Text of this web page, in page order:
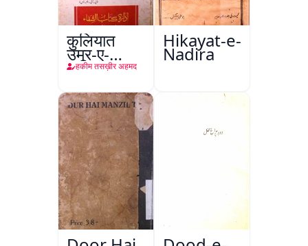
कुलियात
उमूर-ए-
तबीइया
हकीम तसख़ीर अहमद
Hikayat-e-
Nadira